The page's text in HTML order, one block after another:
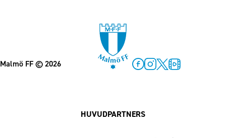
Malmö FF© 2026
HUVUDPARTNERS